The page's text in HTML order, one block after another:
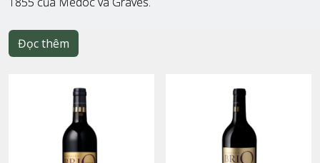
Đọc thêm